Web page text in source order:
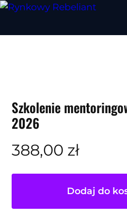
Szkolenie
2026
388,00 zł
Dodaj do